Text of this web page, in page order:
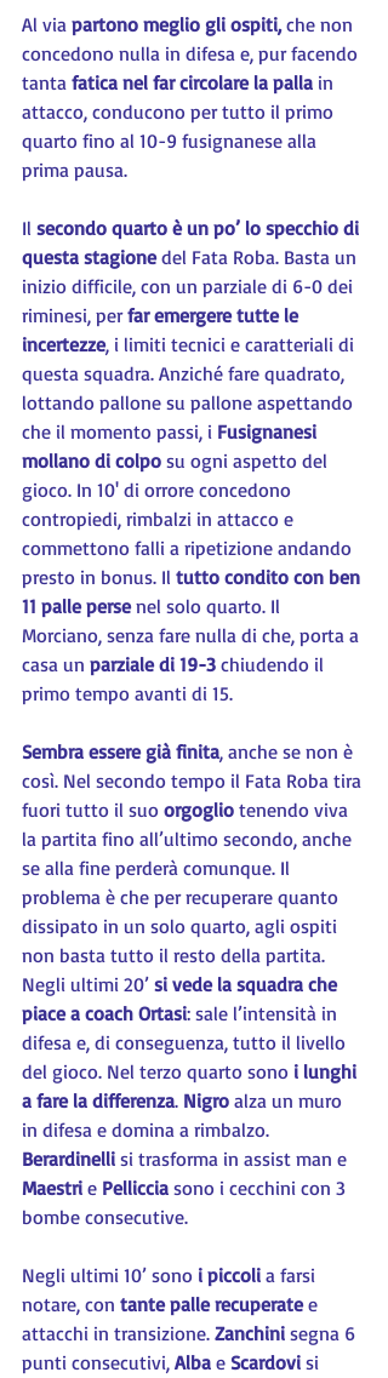
Al via partono meglio gli ospiti, che non
concedono nulla in difesa e, pur facendo
tanta fatica nel far circolare la palla in
attacco, conducono per tutto il primo
quarto fino al 10-9 fusignanese alla
prima pausa.
Il secondo quarto è un po’ lo specchio di
questa stagione del Fata Roba. Basta un
inizio difficile, con un parziale di 6-0 dei
riminesi, per far emergere tutte le
incertezze, i limiti tecnici e caratteriali di
questa squadra. Anziché fare quadrato,
lottando pallone su pallone aspettando
che il momento passi, i Fusignanesi
mollano di colpo su ogni aspetto del
gioco. In 10' di orrore concedono
contropiedi, rimbalzi in attacco e
commettono falli a ripetizione andando
presto in bonus. Il tutto condito con ben
11 palle perse nel solo quarto. Il
Morciano, senza fare nulla di che, porta a
casa un parziale di 19-3 chiudendo il
primo tempo avanti di 15.
Sembra essere già finita, anche se non è
così. Nel secondo tempo il Fata Roba tira
fuori tutto il suo orgoglio tenendo viva
la partita fino all’ultimo secondo, anche
se alla fine perderà comunque. Il
problema è che per recuperare quanto
dissipato in un solo quarto, agli ospiti
non basta tutto il resto della partita.
Negli ultimi 20’ si vede la squadra che
piace a coach Ortasi: sale l’intensità in
difesa e, di conseguenza, tutto il livello
del gioco. Nel terzo quarto sono i lunghi
a fare la differenza. Nigro alza un muro
in difesa e domina a rimbalzo.
Berardinelli si trasforma in assist man e
Maestri e Pelliccia sono i cecchini con 3
bombe consecutive.
Negli ultimi 10’ sono i piccoli a farsi
notare, con tante palle recuperate e
attacchi in transizione. Zanchini segna 6
punti consecutivi, Alba e Scardovi si